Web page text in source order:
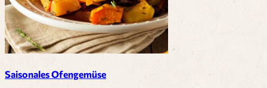
Saisonales Ofengemüse